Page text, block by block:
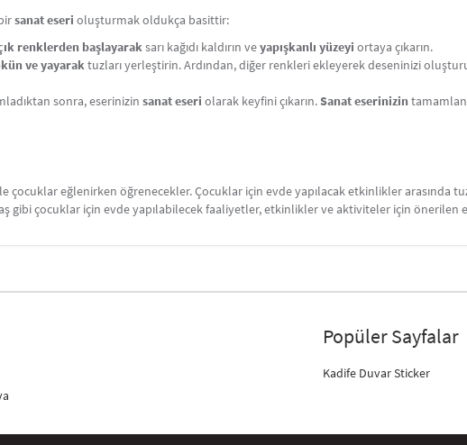
sanat eseri oluşturmak oldukça basittir:
renklerden başlayaraksarı kağıdı kaldırın veyapışkanlı yüzeyi ortaya çıkarın.
ve yayaraktuzları yerleştirin. Ardından, diğer renkleri ekleyerek deseninizi
sonra, eserinizin sanat eseri olarak keyfini çıkarın.Sanat eserinizin
çocuklar eğlenirken öğrenecekler. Çocuklar için evde yapılacak etkinlikler arasında
gibi çocuklar için evde yapılabilecek faaliyetler, etkinlikler ve aktiviteler için
Popüler Sayfalar
Kadife Duvar Sticker